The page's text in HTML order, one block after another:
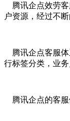
腾讯企点效劳客
户资源，经过不
腾讯企点客服体
行标签分类，业
腾讯企点的客服